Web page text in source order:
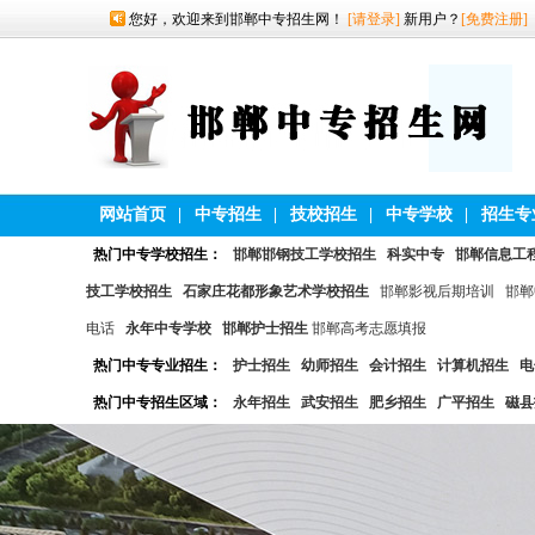
您好，欢迎来到邯郸中专招生网！ [请登录] 新用户？ [免费注册]
网站首页 中专招生 技校招生 中专学校 招生专
热门中专学校招生： 邯郸邯钢技工学校招生 科实中专 邯郸信息工
技工学校招生 石家庄花都形象艺术学校招生 邯郸影视后期培训 邯
电话 永年中专学校 邯郸护士招生 邯郸高考志愿填报
热门中专专业招生： 护士招生 幼师招生 会计招生 计算机招生
热门中专招生区域： 永年招生 武安招生 肥乡招生 广平招生 磁